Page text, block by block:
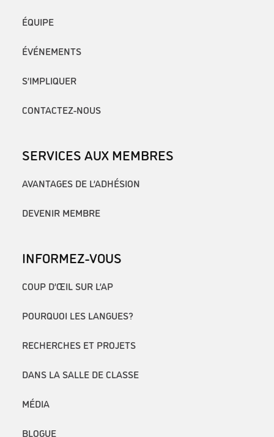
ÉQUIPE
ÉVÉNEMENTS
S’IMPLIQUER
CONTACTEZ-NOUS
SERVICES AUX MEMBRES
AVANTAGES DE L’ADHÉSION
DEVENIR MEMBRE
INFORMEZ-VOUS
COUP D’ŒIL SUR L’AP
POURQUOI LES LANGUES?
RECHERCHES ET PROJETS
DANS LA SALLE DE CLASSE
MÉDIA
BLOGUE